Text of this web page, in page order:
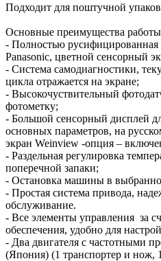
Подходит для поштучной
Основные преимущества
- Полностью русифицированная
Panasonic, цветной сенсорный
- Система самодиагностики,
цикла отражается на экране;
- Высокочуствительный
фотометку;
- Большой сенсорный дисплей
основных параметров, на
экран Weinview -опция –
- Раздельная регулировка
поперечной запаки;
- Остановка машины в
- Простая система привода,
обслуживание.
- Все элементы управления за
обеспечения, удобно для
- Два двигателя с частотными
(Япония) (1 транспортер и нож,